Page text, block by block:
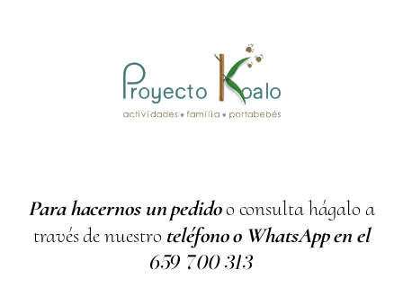
Para hacernos un pedidoo consulta hágalo a
través de nuestro teléfono o WhatsApp en el
659 700313